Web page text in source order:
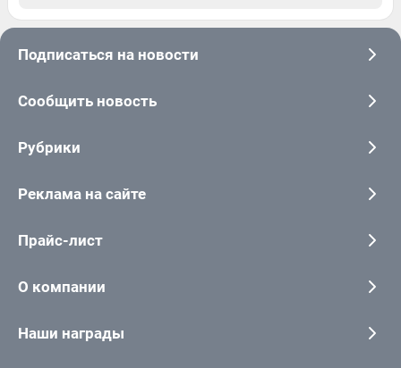
Подписаться на новости
Сообщить новость
Рубрики
Реклама на сайте
Прайс-лист
О компании
Наши награды